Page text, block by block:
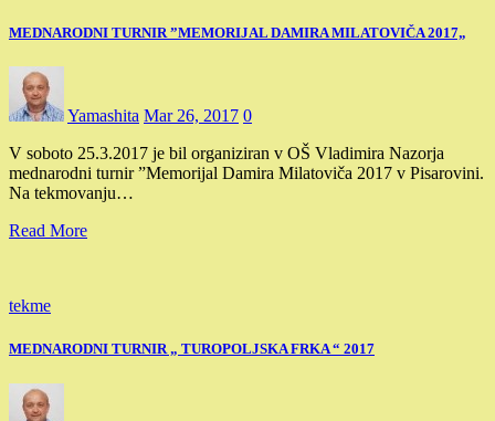
MEDNARODNI TURNIR ”MEMORIJAL DAMIRA MILATOVIČA 2017„
Yamashita Mar 26, 2017 0
V soboto 25.3.2017 je bil organiziran v OŠ Vladimira Nazorja
mednarodni turnir ”Memorijal Damira Milatoviča 2017 v Pisarovini.
Na tekmovanju…
Read More
tekme
MEDNARODNI TURNIR „ TUROPOLJSKA FRKA “ 2017